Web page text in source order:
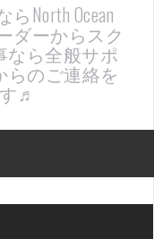
検定開催決定！
North Ocean
ダーからスク
なら全般サポ
のご連絡を
♬